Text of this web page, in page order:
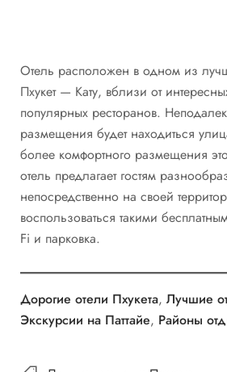
Отель расположен в одном из
Пхукет — Кату, вблизи от
популярных ресторанов.
размещения будет находиться
более комфортного размещения
отель предлагает гостям
непосредственно на своей
воспользоваться такими
Fi и парковка.
Дорогие отели Пхукета, Лучшие
Экскурсии на Паттайе, Районы